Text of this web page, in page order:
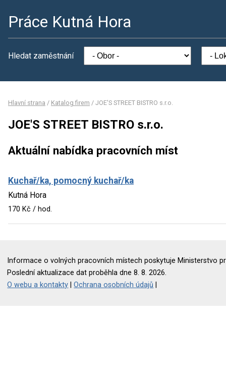
Práce Kutná Hora
Hledat zaměstnání
Hlavní strana / Katalog firem / JOE'S STREET BISTRO s.r.o.
JOE'S STREET BISTRO s.r.o.
Aktuální nabídka pracovních míst
Kuchař/ka, pomocný kuchař/ka
Kutná Hora
170 Kč / hod.
Informace o volných pracovních místech poskytuje Ministerstvo
Poslední aktualizace dat proběhla dne 8. 8. 2026.
O webu a kontakty |Ochrana osobních údajů